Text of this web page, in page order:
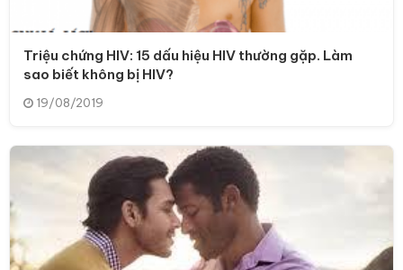
Triệu chứng HIV: 15 dấu hiệu HIV thường gặp. Làm
sao biết không bị HIV?
19/08/2019